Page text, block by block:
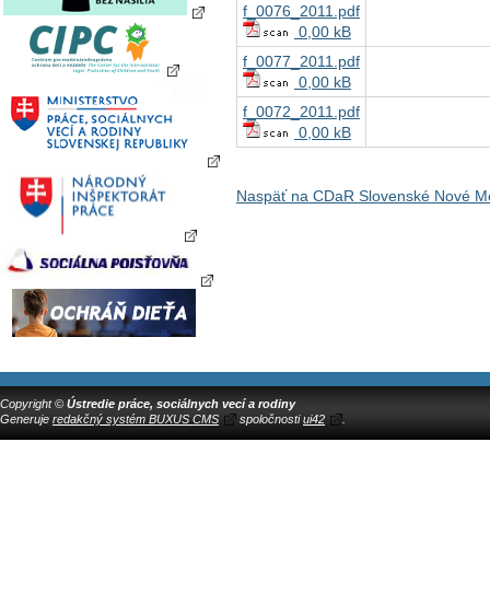
f_0076_2011.pdf
0,00 kB
f_0077_2011.pdf
0,00 kB
f_0072_2011.pdf
0,00 kB
Naspäť na CDaR Slovenské Nové
Copyright © Ústredie práce, sociálnych vecí a rodiny
Generuje redakčný systém BUXUS CMS spoločnostiui42